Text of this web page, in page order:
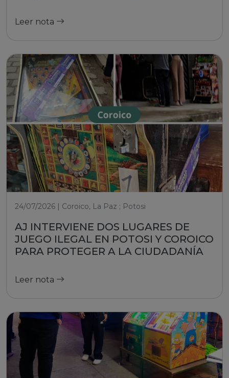
Leer nota
24/07/2026 | Coroico, La Paz ; Potosi
AJ INTERVIENE DOS LUGARES DE
JUEGO ILEGAL EN POTOSI Y COROICO
PARA PROTEGER A LA CIUDADANÍA
Leer nota